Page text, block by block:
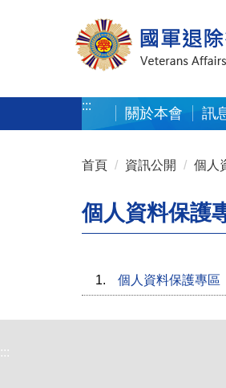
:::
關於本會 訊
首頁 資訊公開 個人
個人資料保護
1. 個人資料保護專區
:::